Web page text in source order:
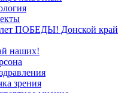
ПОБЕДЫ! Донской край
наших!
зрения